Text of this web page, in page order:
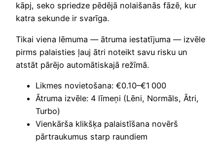
kāpj, seko spriedze pēdējā nolaišanās fāzē, kur
katra sekunde ir svarīga.
Tikai viena lēmuma — ātruma iestatījuma — izvēle
pirms palaisties ļauj ātri noteikt savu risku un
atstāt pārējo automātiskajā režīmā.
Likmes novietošana: €0.10–€1 000
Ātruma izvēle: 4 līmeņi (Lēni, Normāls, Ātri,
Turbo)
Vienkārša klikšķa palaistīšana novērš
pārtraukumus starp raundiem